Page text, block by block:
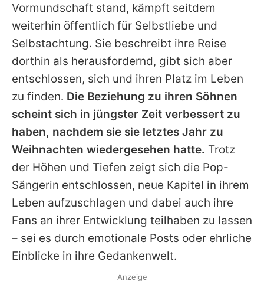
Vormundschaft stand, kämpft seitdem
weiterhin öffentlich für Selbstliebe und
Selbstachtung. Sie beschreibt ihre Reise
dorthin als herausfordernd, gibt sich aber
entschlossen, sich und ihren Platz im Leben
zu finden. Die Beziehung zu ihren Söhnen
scheint sich in jüngster Zeit verbessert zu
haben, nachdem sie sie letztes Jahr zu
Weihnachten wiedergesehen hatte. Trotz
der Höhen und Tiefen zeigt sich die Pop-
Sängerin entschlossen, neue Kapitel in ihrem
Leben aufzuschlagen und dabei auch ihre
Fans an ihrer Entwicklung teilhaben zu lassen
– sei es durch emotionale Posts oder ehrliche
Einblicke in ihre Gedankenwelt.
Anzeige